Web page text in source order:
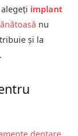
implant
nu
și la